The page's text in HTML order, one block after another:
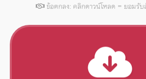
ข้อตกลง: คลิกดาวน์โหลด = ยอมรั